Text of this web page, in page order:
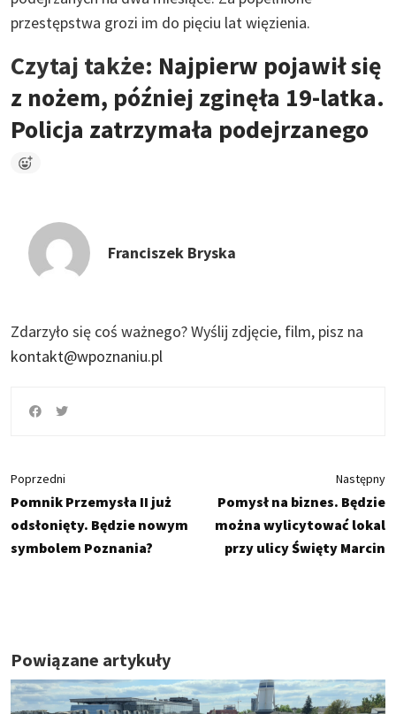
przestępstwa grozi im do pięciu lat więzienia.
Czytaj także: Najpierw pojawił się
z nożem, później zginęła 19-latka.
Policja zatrzymała podejrzanego
Franciszek Bryska
Zdarzyło się coś ważnego?Wyślij zdjęcie, film, pisz na
kontakt@wpoznaniu.pl
Poprzedni
Pomnik Przemysła II już
odsłonięty. Będzie nowym
symbolem Poznania?
Następny
Pomysł na biznes. Będzie
można wylicytować lokal
przy ulicy Święty Marcin
Powiązane artykuły